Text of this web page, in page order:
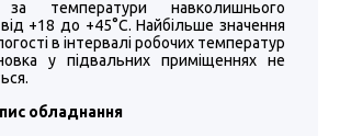
за температури навколишнього
+18 до +45°С. Найбільше значення
в інтервалі робочих температур
у підвальних приміщеннях не
обладнання